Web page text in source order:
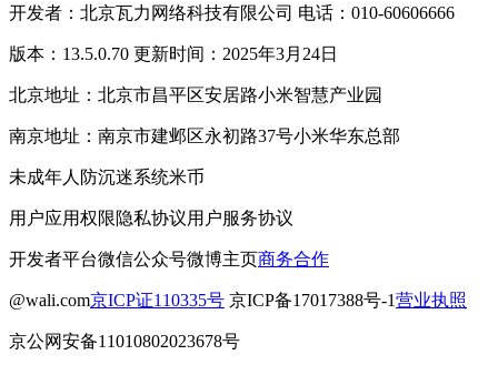
开发者：北京瓦力网络科技有限公司 电话：010-60606666
版本：13.5.0.70 更新时间：2025年3月24日
北京地址：北京市昌平区安居路小米智慧产业园
南京地址：南京市建邺区永初路37号小米华东总部
未成年人防沉迷系统米币
用户应用权限隐私协议用户服务协议
开发者平台微信公众号微博主页商务合作
@wali.com京ICP证110335号 京ICP备17017388号-1营业执照
京公网安备11010802023678号